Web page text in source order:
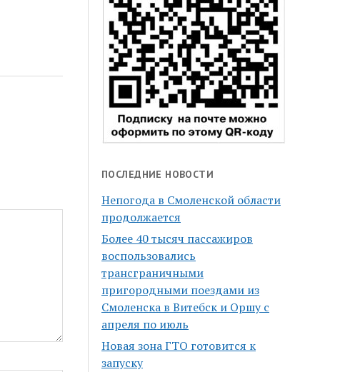
ПОСЛЕДНИЕ НОВОСТИ
Непогода в Смоленской области
продолжается
Более 40 тысяч пассажиров
воспользовались
трансграничными
пригородными поездами из
Смоленска в Витебск и Оршу с
апреля по июль
Новая зона ГТО готовится к
запуску